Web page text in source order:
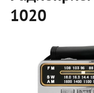
1020